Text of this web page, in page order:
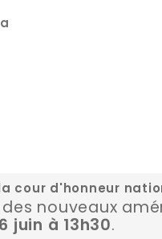
cour d'honneur
nouveaux
juin à 13h30.